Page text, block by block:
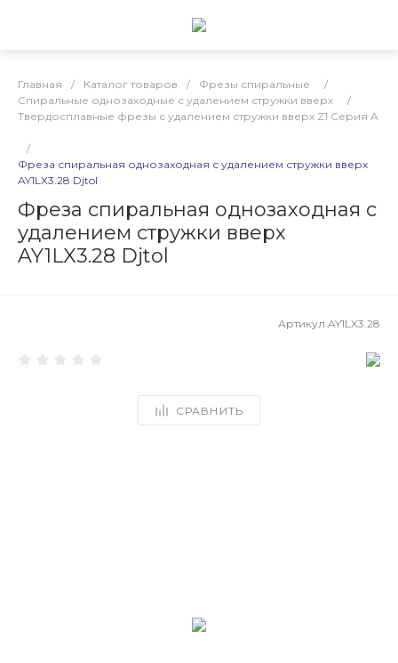
Главная / Каталог товаров / Фрезы спиральные
/
Спиральные однозаходные с удалением стружки вверх
/
Твердосплавные фрезы с удалением стружки вверх Z1 Серия A
/
Фреза спиральная однозаходная с удалением стружки вверх
AY1LX3.28 Djtol
Фреза спиральная однозаходная с
удалением стружки вверх
AY1LX3.28 Djtol
Артикул AY1LX3.28
СРАВНИТЬ